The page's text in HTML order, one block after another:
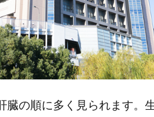
臓の順に多く見られます。